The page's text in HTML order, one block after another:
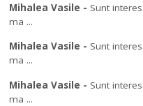
Mihalea Vasile - Sunt
ma ...
Mihalea Vasile - Sunt
ma ...
Mihalea Vasile - Sunt
ma ...